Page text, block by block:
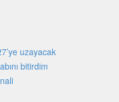
uzayacak
bitirdim